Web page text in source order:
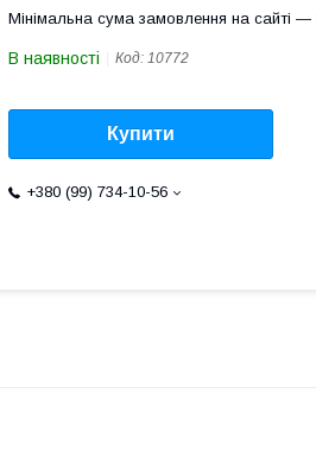
Мінімальна сума замовлення на сайті —
В наявності Код: 10772
Купити
+380 (99) 734-10-56